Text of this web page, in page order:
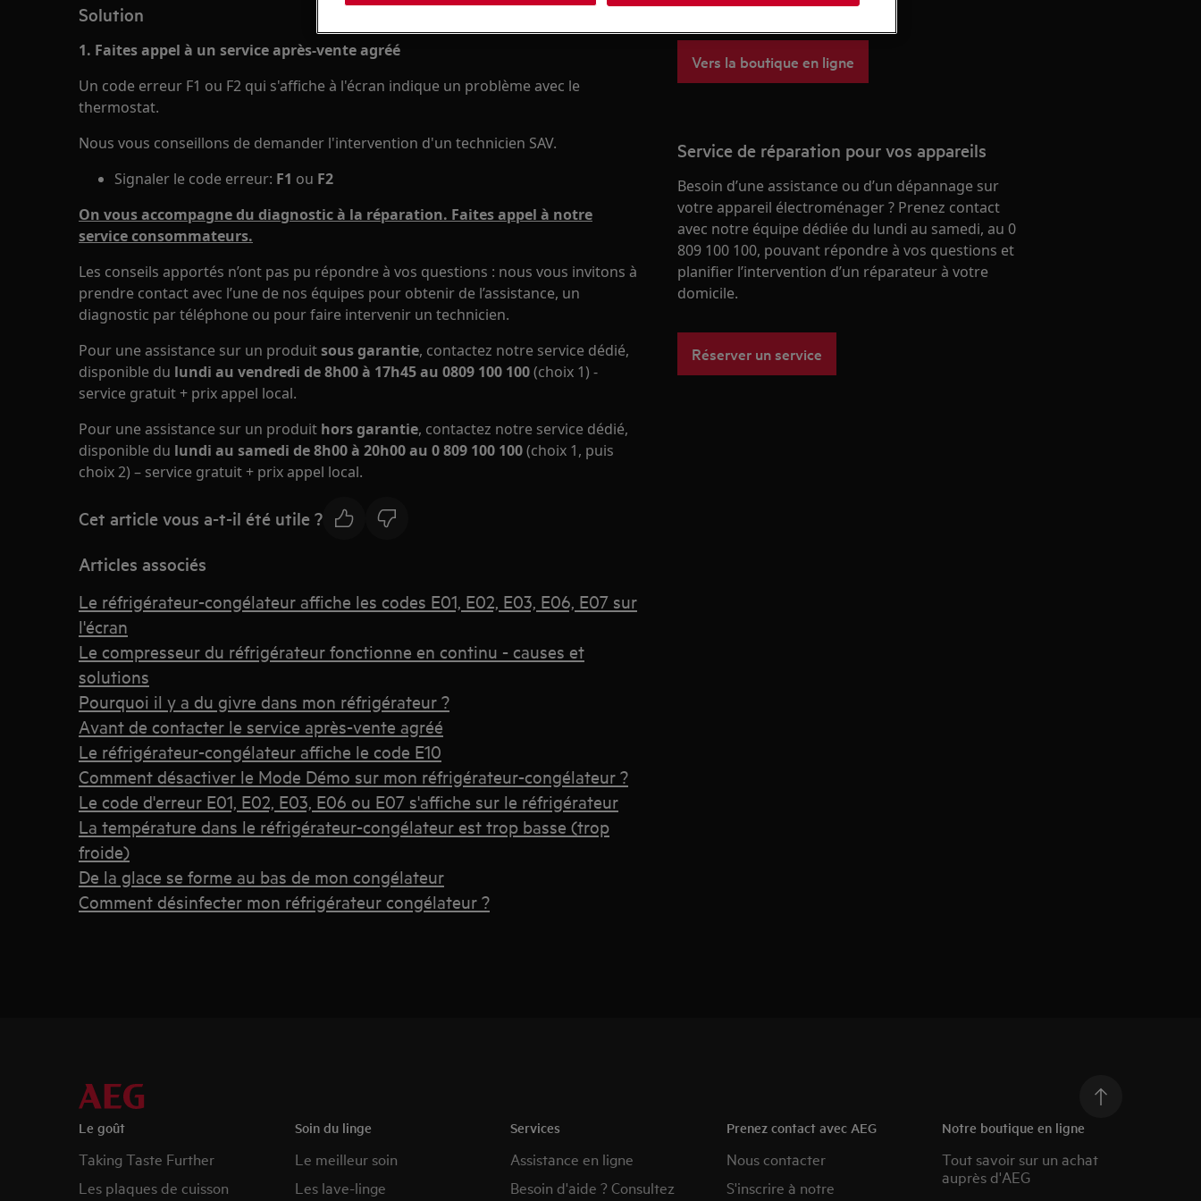
Solution
1. Faites appel à un service après-vente agréé
Un code erreur F1 ou F2 qui s'affiche à l'écran indique un problème avec le
thermostat.
Nous vous conseillons de demander l'intervention d'un technicien SAV.
Signaler le code erreur: F1 ou F2
On vous accompagne du diagnostic à la réparation. Faites appel à notre
service consommateurs.
Les conseils apportés n’ont pas pu répondre à vos questions : nous vous invitons à
prendre contact avec l’une de nos équipes pour obtenir de l’assistance, un
diagnostic par téléphone ou pour faire intervenir un technicien.
Pour une assistance sur un produitsous garantie, contactez notre service dédié,
disponible du lundi au vendredi de 8h00 à 17h45 au 0809 100 100(choix 1) -
service gratuit + prix appel local.
Pour une assistance sur un produit hors garantie, contactez notre service dédié,
disponible du lundi au samedi de 8h00 à 20h00 au 0 809 100 100(choix 1, puis
choix 2) – service gratuit + prix appel local.
Cet article vous a-t-il été utile ?
Articles associés
Le réfrigérateur-congélateur affiche les codes E01, E02, E03, E06, E07 sur
l'écran
Le compresseur du réfrigérateur fonctionne en continu - causes et
solutions
Pourquoi il y a du givre dans mon réfrigérateur ?
Avant de contacter le service après-vente agréé
Le réfrigérateur-congélateur affiche le code E10
Comment désactiver le Mode Démo sur mon réfrigérateur-congélateur ?
Le code d'erreur E01, E02, E03, E06 ou E07 s'affiche sur le réfrigérateur
La température dans le réfrigérateur-congélateur est trop basse (trop
froide)
De la glace se forme au bas de mon congélateur
Comment désinfecter mon réfrigérateur congélateur ?
Vers la boutique en ligne
Service de réparation pour vos appareils
Besoin d’une assistance ou d’un dépannage sur
votre appareil électroménager ? Prenez contact
avec notre équipe dédiée du lundi au samedi, au 0
809 100 100, pouvant répondre à vos questions et
planifier l’intervention d’un réparateur à votre
domicile.
Réserver un service
Le goût
Taking Taste Further
Les plaques de cuisson
Soin du linge
Le meilleur soin
Les lave-linge
Services
Assistance en ligne
Besoin d'aide ? Consultez
Prenez contact avec AEG
Nous contacter
S'inscrire à notre
Notre boutique en ligne
Tout savoir sur un achat
auprès d'AEG